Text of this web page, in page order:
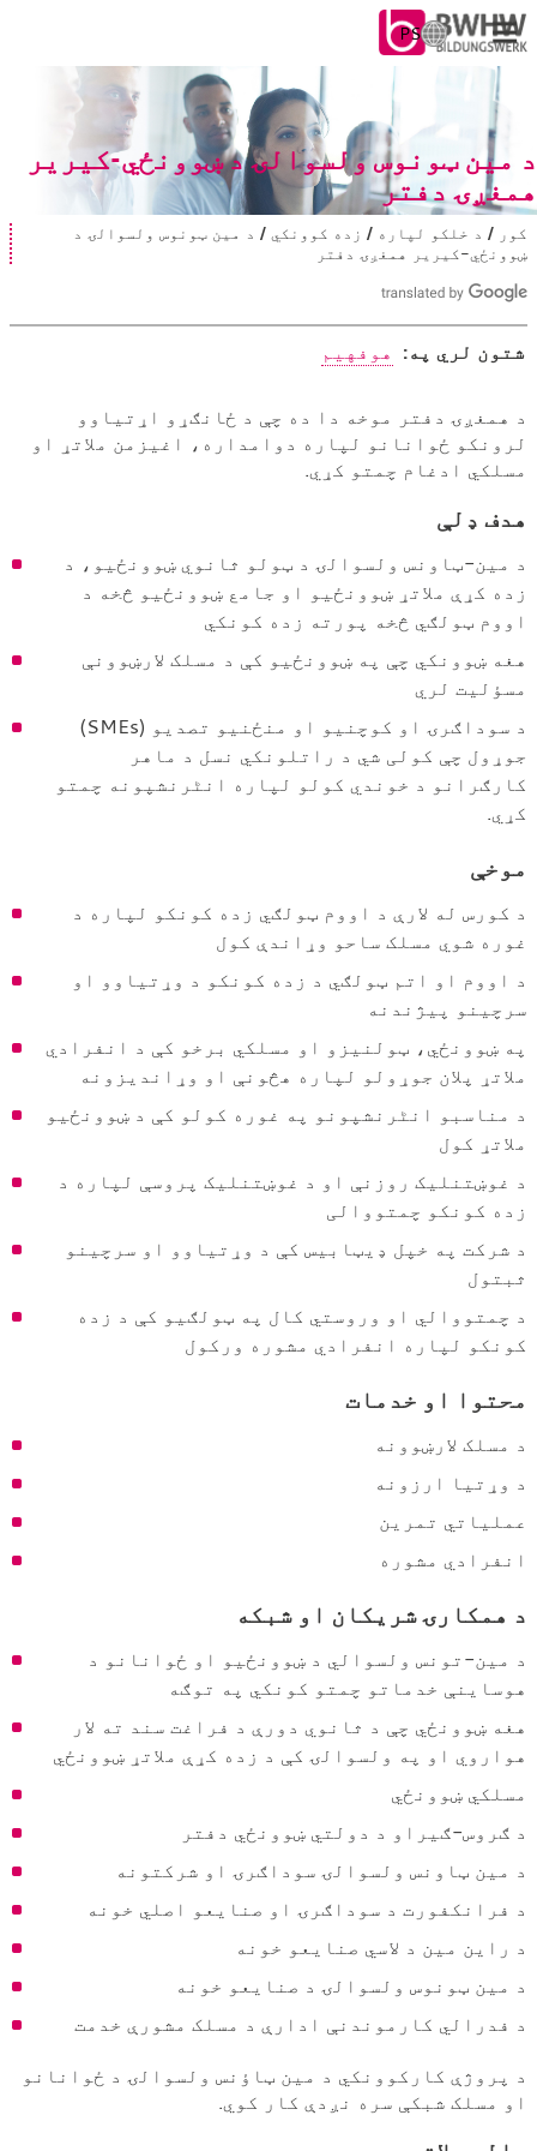
ژ
ر
ه
ک
ړ
:
PS
د مین ټونوس ولسوالۍ د ښوونځي-کیریر
همغږۍ دفتر
د خلکو لپاره
د شرکتونو لپاره
زموږ څخه
په ځای کې
د کار سره
ت
ا
و
د
ت
ا
س
کور د خلکو لپاره زده کوونکي
د مین ټونوس ولسوالۍ د
ښوونځي-کیریر همغږۍ دفتر
شتون لري په: هوفهیم
د
مین
ټونوس
ولسوالۍ
د
ښوونځي-
کیریر
همغږۍ
دفتر
د همغږۍ دفتر موخه دا ده چې د ځانګړو اړتیاوو
لرونکو ځوانانو لپاره دوامداره، اغیزمن ملاتړ او
مسلکي ادغام چمتو کړي.
هدف ډلې
د مین-ټاونس ولسوالۍ د ټولو ثانوي ښوونځیو، د
زده کړې ملاتړ ښوونځیو او جامع ښوونځیو څخه د
اووم ټولګي څخه پورته زده کونکي
هغه ښوونکي چې په ښوونځیو کې د مسلک لارښوونې
مسؤلیت لري
د سوداګرۍ او کوچنیو او منځنیو تصدیو (SMEs)
جوړول چې کولی شي د راتلونکي نسل د ماهر
کارګرانو د خوندي کولو لپاره انٹرنشپونه چمتو
کړي.
موخې
د کورس له لارې د اووم ټولګي زده کونکو لپاره د
غوره شوي مسلک ساحو وړاندې کول
د اووم او اتم ټولګي د زده کونکو د وړتیاوو او
سرچینو پیژندنه
په ښوونځي، ټولنیزو او مسلکي برخو کې د انفرادي
ملاتړ پلان جوړولو لپاره هڅونې او وړاندیزونه
د مناسبو انٹرنشپونو په غوره کولو کې د ښوونځیو
ملاتړ کول
د غوښتنلیک روزنې او د غوښتنلیک پروسې لپاره د
زده کونکو چمتووالی
د شرکت په خپل ډیټابیس کې د وړتیاوو او سرچینو
ثبتول
د چمتووالي او وروستي کال په ټولګیو کې د زده
کونکو لپاره انفرادي مشوره ورکول
محتوا او خدمات
د مسلک لارښوونه
د وړتیا ارزونه
عملیاتي تمرین
انفرادي مشوره
د همکارۍ شریکان او شبکه
د مین-تونس ولسوالي د ښوونځیو او ځوانانو د
هوساینې خدماتو چمتو کونکي په توګه
هغه ښوونځي چې د ثانوي دورې د فراغت سند ته لار
هواروي او په ولسوالۍ کې د زده کړې ملاتړ ښوونځي
مسلکي ښوونځي
د ګروس-ګیراو د دولتي ښوونځي دفتر
د مین ټاونس ولسوالۍ سوداګرۍ او شرکتونه
د فرانکفورت د سوداګرۍ او صنایعو اصلي خونه
د راین مین د لاسي صنایعو خونه
د مین ټونوس ولسوالۍ د صنایعو خونه
د فدرالي کارموندنې ادارې د مسلک مشورې خدمت
د پروژې کارکوونکي د مین ټاؤنس ولسوالۍ د ځوانانو
او مسلک شبکې سره نږدې کار کوي.